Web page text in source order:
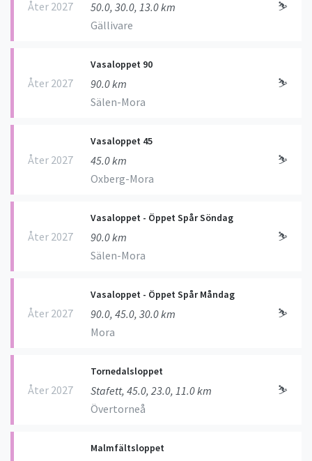
Åter 2027
50.0, 30.0, 13.0 km
Gällivare
⛷
Åter 2027
Vasaloppet 90
90.0 km
Sälen-Mora
⛷
Åter 2027
Vasaloppet 45
45.0 km
Oxberg-Mora
⛷
Åter 2027
Vasaloppet - Öppet Spår Söndag
90.0 km
Sälen-Mora
⛷
Åter 2027
Vasaloppet - Öppet Spår Måndag
90.0, 45.0, 30.0 km
Mora
⛷
Åter 2027
Tornedalsloppet
Stafett, 45.0, 23.0, 11.0 km
Övertorneå
⛷
Malmfältsloppet